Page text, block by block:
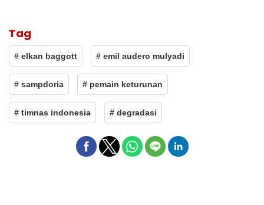
Tag
# elkan baggott # emil audero mulyadi
# sampdoria # pemain keturunan
# timnas indonesia # degradasi